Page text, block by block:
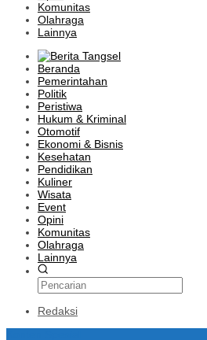
Komunitas
Olahraga
Lainnya
Beranda
Pemerintahan
Politik
Peristiwa
Hukum & Kriminal
Otomotif
Ekonomi & Bisnis
Kesehatan
Pendidikan
Kuliner
Wisata
Event
Opini
Komunitas
Olahraga
Lainnya
Redaksi